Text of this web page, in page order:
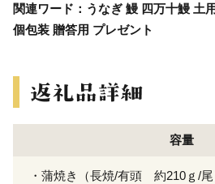
関連ワード：うなぎ 鰻 四万十鰻 土
個包装 贈答用 プレゼント
容量
・蒲焼き（長焼/有頭 約210ｇ/